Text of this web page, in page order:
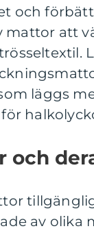
och
att
läggs
och
av olika